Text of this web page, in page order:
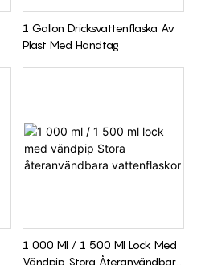
1 Gallon Dricksvattenflaska Av
Plast Med Handtag
1 000 Ml / 1 500 Ml Lock Med
Vändpip Stora Återanvändbara